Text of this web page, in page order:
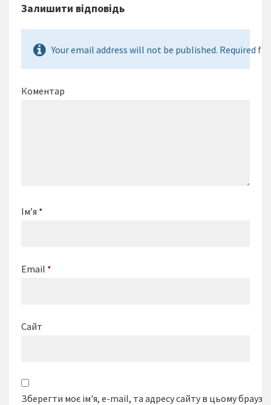
Залишити відповідь
Your email address will not be published. Required
Коментар
Ім’я *
Email *
Сайт
Зберегти моє ім'я, e-mail, та адресу сайту в цьому